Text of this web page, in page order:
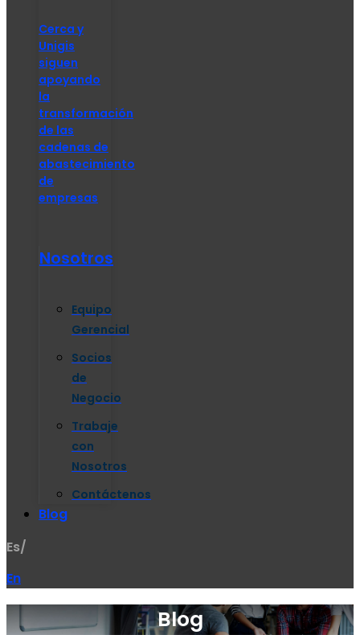
Cerca y
Unigis
siguen
apoyando
la
transformación
de las
cadenas de
abastecimiento
de
empresas
Nosotros
Equipo
Gerencial
Socios
de
Negocio
Trabaje
con
Nosotros
Contáctenos
Blog
Es/
En
Blog